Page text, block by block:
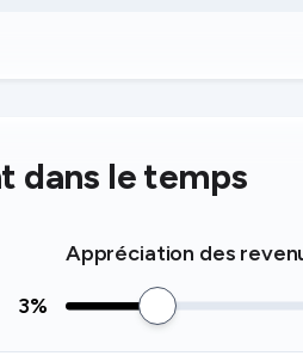
dans le temps
3%
Appréciation des